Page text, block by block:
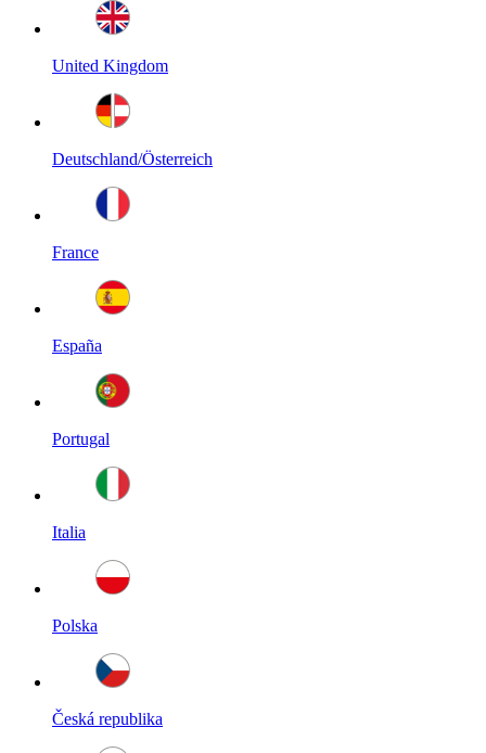
United Kingdom
Deutschland/Österreich
France
España
Portugal
Italia
Polska
Česká republika